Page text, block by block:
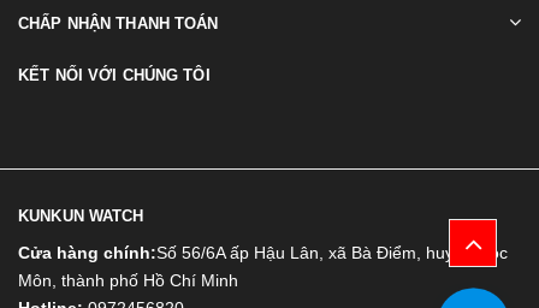
CHẤP NHẬN THANH TOÁN
KẾT NỐI VỚI CHÚNG TÔI
KUNKUN WATCH
Cửa hàng chính:Số 56/6A ấp Hậu Lân, xã Bà Điểm, huyện Hóc
Môn, thành phố Hồ Chí Minh